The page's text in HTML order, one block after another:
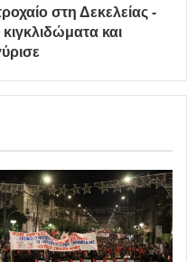
στη Δεκελείας -
και